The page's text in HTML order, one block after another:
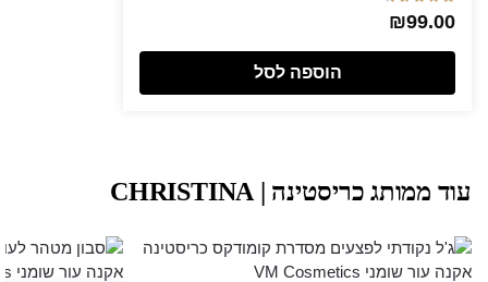
₪99.00
הוספה לסל
עוד ממותג כריסטינה | CHRISTINA